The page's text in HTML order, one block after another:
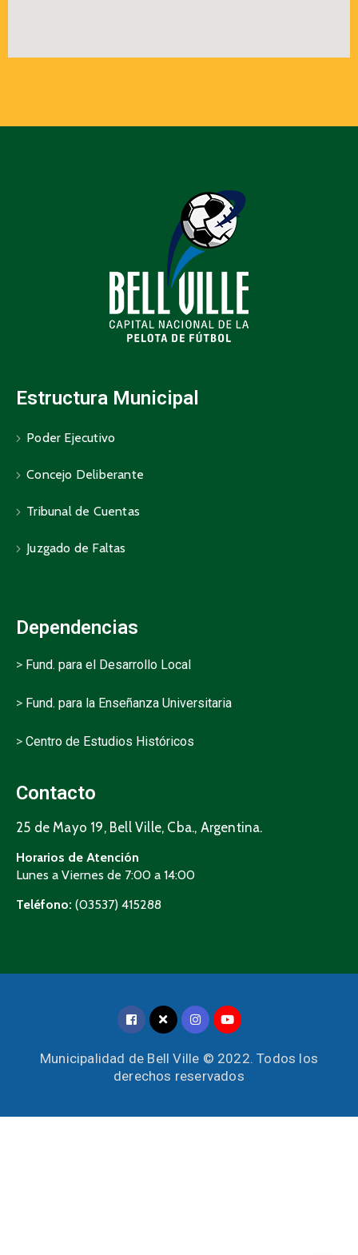
Estructura Municipal
Poder Ejecutivo
Concejo Deliberante
Tribunal de Cuentas
Juzgado de Faltas
Dependencias
> Fund. para el Desarrollo Local
> Fund. para la Enseñanza Universitaria
> Centro de Estudios Históricos
Contacto
25 de Mayo 19, Bell Ville, Cba., Argentina.
Horarios de Atención
Lunes a Viernes de 7:00 a 14:00
Teléfono: (03537) 415288
Municipalidad de Bell Ville © 2022. Todos los
derechos reservados